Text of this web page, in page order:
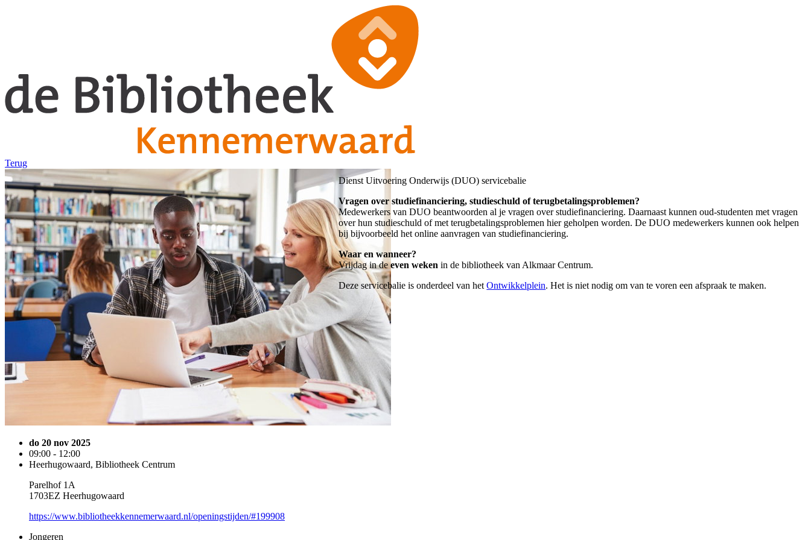
Terug
do 20 nov 2025
09:00 - 12:00
Heerhugowaard, Bibliotheek Centrum
Parelhof 1A
1703EZ Heerhugowaard
https://www.bibliotheekkennemerwaard.nl/openingstijden/#199908
Jongeren
Dienst Uitvoering Onderwijs (DUO) servicebalie
Vragen over studiefinanciering, studieschuld of terugbetalingsproblemen?
Medewerkers van DUO beantwoorden al je vragen over studiefinanciering. Daarnaast kunnen oud-studenten met vragen
over hun studieschuld of met terugbetalingsproblemen hier geholpen worden. De DUO medewerkers kunnen ook helpen
bij bijvoorbeeld het online aanvragen van studiefinanciering.
Waar en wanneer?
Vrijdag in deeven weken in de bibliotheek van Alkmaar Centrum.
Deze servicebalie is onderdeel van hetOntwikkelplein. Het is niet nodig om van te voren een afspraak te maken.